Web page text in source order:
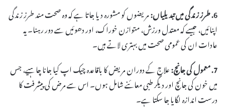
6. طرز زندگی میں تبدیلیاں: مریضوں کو مشورہ دیا جاتا ہے کہ وہ صحت مند طرز زندگی
اپنائیں، جیسے کہ معتدل ورزش، متوازن خوراک، اور دھوئیں سے دور رہنا۔ یہ
عادات ان کی عمومی صحت میں بہتری لاتے ہیں۔
7. معمول کی جانچ:
علاج کے دوران مریض کا باقاعدہ چیک اپ کیا جانا چاہیے، جس
میں خون کی جانچ اور دیگر طبی معائنے شامل ہوں۔ اس سے مرض کی پیشرفت کا
درست اندازہ لگایا جا سکتا ہے۔